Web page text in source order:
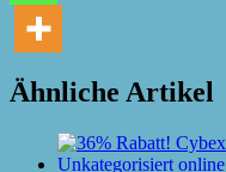
Ähnliche Artikel